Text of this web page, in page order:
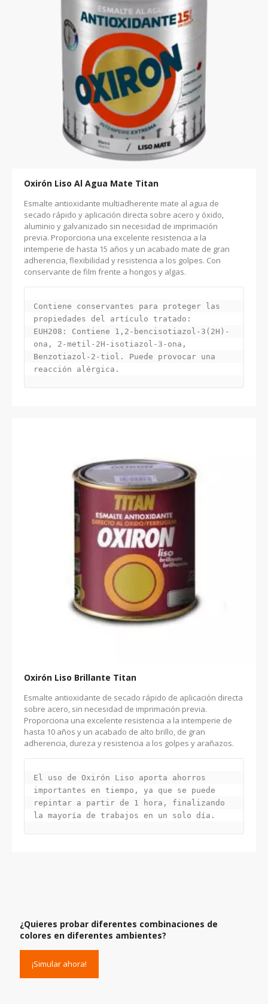
Oxirón Liso Al Agua Mate Titan
Esmalte antioxidante multiadherente mate al agua de
secado rápido y aplicación directa sobre acero y óxido,
aluminio y galvanizado sin necesidad de imprimación
previa. Proporciona una excelente resistencia a la
intemperie de hasta 15 años y un acabado mate de gran
adherencia, flexibilidad y resistencia a los golpes. Con
conservante de film frente a hongos y algas.
Contiene conservantes para proteger las
propiedades del artículo tratado:
EUH208: Contiene 1,2-bencisotiazol-3(2H)-
ona, 2-metil-2H-isotiazol-3-ona,
Benzotiazol-2-tiol. Puede provocar una
reacción alérgica.
Oxirón Liso Brillante Titan
Esmalte antioxidante de secado rápido de aplicación directa
sobre acero, sin necesidad de imprimación previa.
Proporciona una excelente resistencia a la intemperie de
hasta 10 años y un acabado de alto brillo, de gran
adherencia, dureza y resistencia a los golpes y arañazos.
El uso de Oxirón Liso aporta ahorros
importantes en tiempo, ya que se puede
repintar a partir de 1 hora, finalizando
la mayoría de trabajos en un solo día.
¿Quieres probar diferentes combinaciones de
colores en diferentes ambientes?
¡Simular ahora!